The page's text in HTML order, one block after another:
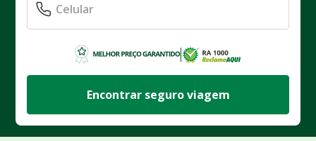
Encontrar seguro viagem